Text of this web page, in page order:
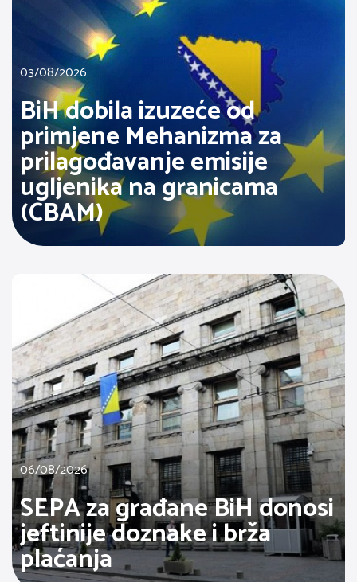
03/08/2026
BiH dobila izuzeće od
primjene Mehanizma za
prilagođavanje emisije
ugljenika na granicama
(CBAM)
06/08/2026
SEPA za građane BiH donosi
jeftinije doznake i brža
plaćanja